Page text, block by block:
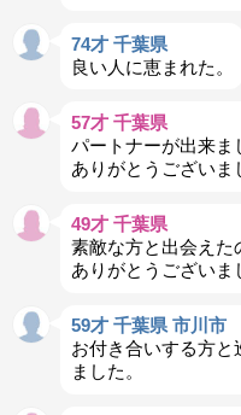
74才 千葉県
良い人に恵まれた。
57才 千葉県
パートナーが出来ま
ありがとうございま
49才 千葉県
素敵な方と出会えた
ありがとうございま
59才 千葉県 市川市
お付き合いする方と
ました。